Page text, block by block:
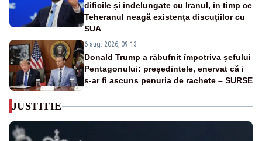
dificile și îndelungate cu Iranul, în timp ce
Teheranul neagă existența discuțiilor cu
SUA
6 aug. 2026, 09:13
Donald Trump a răbufnit împotriva șefului
Pentagonului: președintele, enervat că i
s-ar fi ascuns penuria de rachete – SURSE
JUSTITIE